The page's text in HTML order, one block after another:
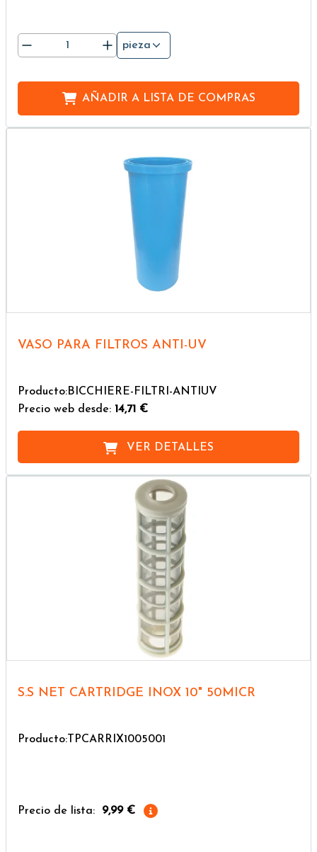
pieza
AÑADIR ALISTA DE COMPRAS
VASO PARA FILTROS ANTI-UV
Producto:BICCHIERE-FILTRI-ANTIUV
Precio web desde: 14,71 €
VER DETALLES
S.S NET CARTRIDGE INOX 10" 50MICR
Producto:TPCARRIX1005001
Precio de lista: 9,99 €